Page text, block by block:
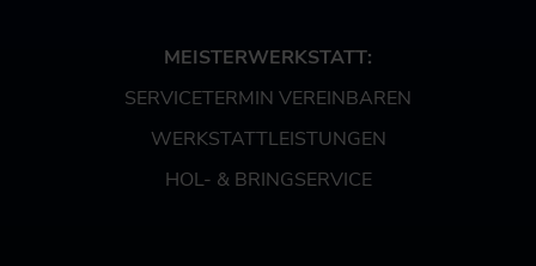
MEISTERWERKSTATT:
SERVICETERMIN VEREINBAREN
WERKSTATTLEISTUNGEN
HOL- & BRINGSERVICE